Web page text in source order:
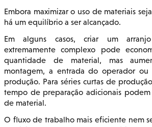
Embora maximizar o uso de materiais
há um equilíbrio a ser alcançado.
Em alguns casos, criar um
extremamente complexo pode
quantidade de material, mas
montagem, a entrada do operador ou
produção. Para séries curtas de
tempo de preparação adicionais podem
de material.
O fluxo de trabalho mais eficiente nem